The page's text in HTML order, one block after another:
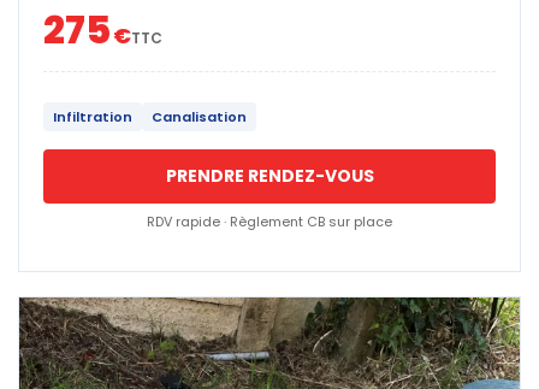
275€TTC
Infiltration Canalisation
PRENDRE RENDEZ-VOUS
RDV rapide · Règlement CB sur place